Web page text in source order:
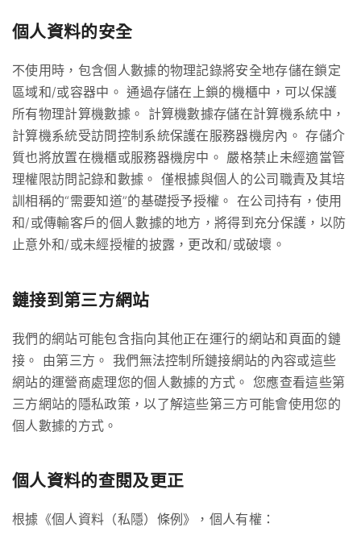
個人資料的安全
不使用時，包含個人數據的物理記錄將安全地存儲在鎖定
區域和/或容器中。 通過存儲在上鎖的機櫃中，可以保護
所有物理計算機數據。 計算機數據存儲在計算機系統中，
計算機系統受訪問控制系統保護在服務器機房內。 存儲介
質也將放置在機櫃或服務器機房中。 嚴格禁止未經適當管
理權限訪問記錄和數據。 僅根據與個人的公司職責及其培
訓相稱的“需要知道”的基礎授予授權。 在公司持有，使用
和/或傳輸客戶的個人數據的地方，將得到充分保護，以防
止意外和/或未經授權的披露，更改和/或破壞。
鏈接到第三方網站
我們的網站可能包含指向其他正在運行的網站和頁面的鏈
接。 由第三方。 我們無法控制所鏈接網站的內容或這些
網站的運營商處理您的個人數據的方式。 您應查看這些第
三方網站的隱私政策，以了解這些第三方可能會使用您的
個人數據的方式。
個人資料的查閱及更正
根據《個人資料（私隱）條例》，個人有權：